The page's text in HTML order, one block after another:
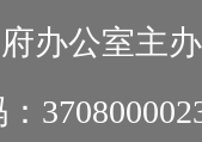
办公室主